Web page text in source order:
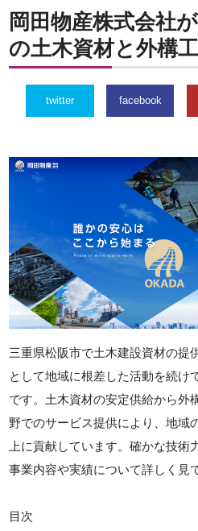
岡田物産株式会社
の土木資材と外構
twitter facebook
三重県松阪市で土木建設資材の提
として地域に根差した活動を続け
です。土木資材の安定供給から外
野でのサービス提供により、地域
上に貢献しています。確かな技
事業内容や実績について詳しく見
目次